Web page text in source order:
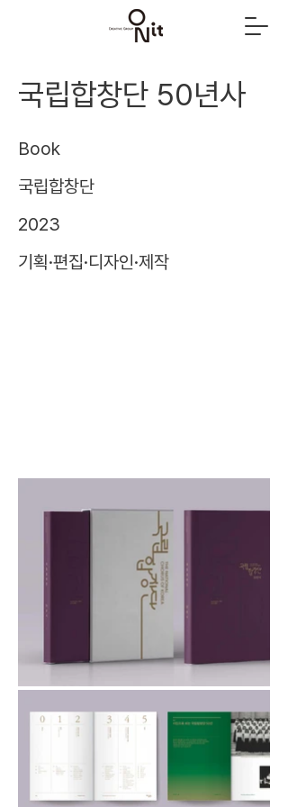
국립합창단 50년사
Book
국립합창단
2023
기획·편집·디자인·제작